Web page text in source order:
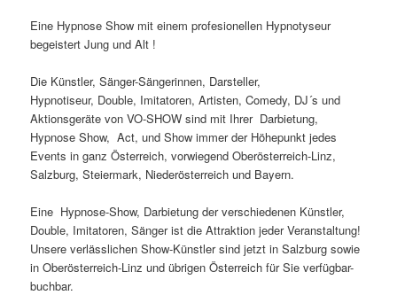
Eine Hypnose Show mit einem profesionellen Hypnotyseur
begeistert Jung und Alt !
Die Künstler, Sänger-Sängerinnen, Darsteller,
Hypnotiseur, Double, Imitatoren, Artisten, Comedy, DJ´s und
Aktionsgeräte von VO-SHOW sind mit Ihrer Darbietung,
Hypnose Show, Act, und Show immer der Höhepunkt jedes
Events in ganz Österreich, vorwiegend Oberösterreich-Linz,
Salzburg, Steiermark, Niederösterreich und Bayern.
Eine Hypnose-Show, Darbietung der verschiedenen Künstler,
Double, Imitatoren, Sänger ist die Attraktion jeder Veranstaltung!
Unsere verlässlichen Show-Künstler sind jetzt in Salzburg sowie
in Oberösterreich-Linz und übrigen Österreich für Sie verfügbar-
buchbar.